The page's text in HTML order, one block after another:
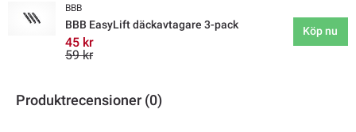
BBB
BBB EasyLift däckavtagare 3-pack
45 kr
59 kr
Köp nu
Produktrecensioner (0)